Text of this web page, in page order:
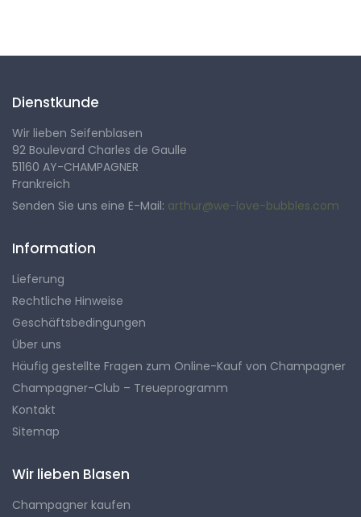
Dienstkunde
Wir lieben Seifenblasen
92 Boulevard Charles de Gaulle
51160 AY-CHAMPAGNER
Frankreich
Senden Sie uns eine E-Mail: arthur@we-love-bubbles.com
Information
Lieferung
Rechtliche Hinweise
Geschäftsbedingungen
Über uns
Häufig gestellte Fragen zum Online-Kauf von Champagner
Champagner-Club – Treueprogramm
Kontakt
Sitemap
Wir lieben Blasen
Champagner kaufen